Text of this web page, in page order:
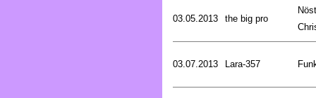
03.05.2013 the big pro
03.07.2013 Lara-357